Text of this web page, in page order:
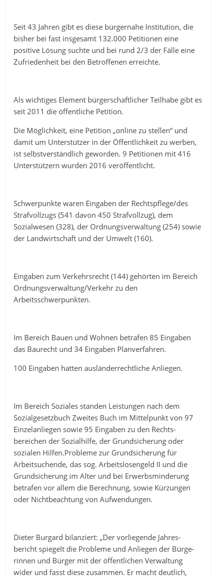
Seit 43 Jahren gibt es diese bürgernahe Institution, die
bisher bei fast insgesamt 132.000 Petitionen eine
positive Lösung suchte und bei rund 2/3 der Fälle eine
Zufriedenheit bei den Betroffenen erreichte.
Als wichtiges Element bürgerschaftlicher Teilhabe gibt es
seit 2011 die öffentliche Petition.
Die Möglichkeit, eine Petition „online zu stellen“ und
damit um Unterstützer in der Öffentlichkeit zu werben,
ist selbstverständlich geworden. 9 Petitionen mit 416
Unterstützern wurden 2016 veröffentlicht.
Schwerpunkte waren Eingaben der Rechtspflege/des
Strafvollzugs (541 davon 450 Strafvollzug), dem
Sozialwesen (328), der Ordnungsverwaltung (254) sowie
der Landwirtschaft und der Umwelt (160).
Eingaben zum Verkehrsrecht (144) gehörten im Bereich
Ordnungsverwaltung/Verkehr zu den
Arbeitsschwerpunkten.
Im Bereich Bauen und Wohnen betrafen 85 Eingaben
das Baurecht und 34 Eingaben Planverfahren.
100 Eingaben hatten ausländerrechtliche Anliegen.
Im Bereich Soziales standen Leistungen nach dem
Sozialgesetzbuch Zweites Buch im Mittelpunkt von 97
Einzelanliegen sowie 95 Eingaben zu den Rechts-
bereichen der Sozialhilfe, der Grundsicherung oder
sozialen Hilfen.Probleme zur Grundsicherung für
Arbeitsuchende, das sog. Arbeitslosengeld II und die
Grundsicherung im Alter und bei Erwerbsminderung
betrafen vor allem die Berechnung, sowie Kürzungen
oder Nichtbeachtung von Aufwendungen.
Dieter Burgard bilanziert: „Der vorliegende Jahres-
bericht spiegelt die Probleme und Anliegen der Bürge-
rinnen und Bürger mit der öffentlichen Verwaltung
wider und fasst diese zusammen. Er macht deutlich,